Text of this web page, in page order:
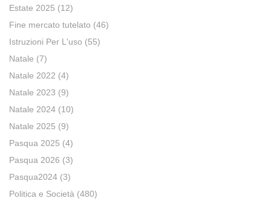
Estate 2025 (12)
Fine mercato tutelato (46)
Istruzioni Per L'uso (55)
Natale (7)
Natale 2022 (4)
Natale 2023 (9)
Natale 2024 (10)
Natale 2025 (9)
Pasqua 2025 (4)
Pasqua 2026 (3)
Pasqua2024 (3)
Politica e Società (480)